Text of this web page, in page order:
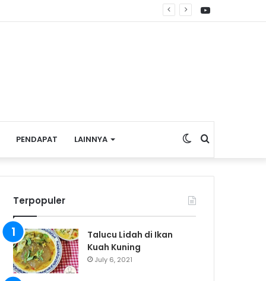
PENDAPAT LAINNYA Search
for
Switch
skin
Terpopuler
Talucu Lidah di Ikan
Kuah Kuning
July 6, 2021